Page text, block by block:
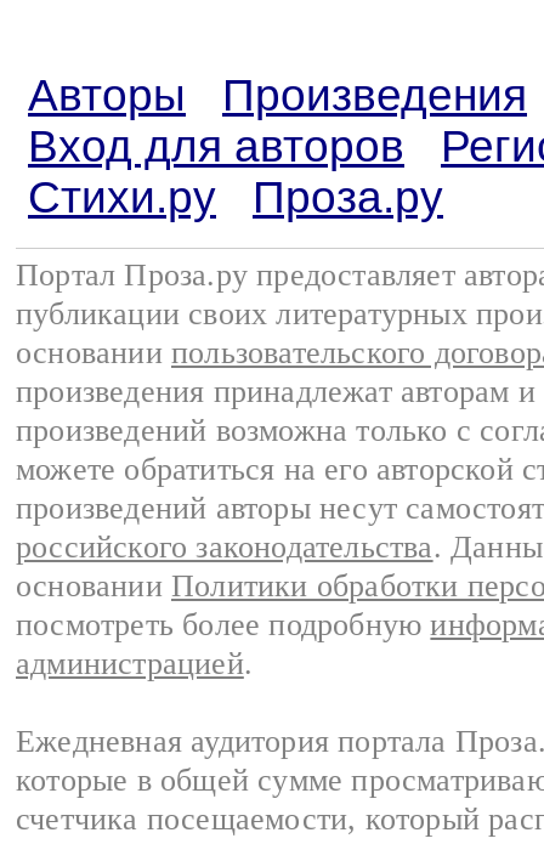
Авторы
Произведения
Вход для авторов
Стихи.ру
Проза.ру
Портал Проза.ру предоставляет
публикации своих литературных
основании пользовательского
произведения принадлежат авторам
произведений возможна только с
можете обратиться на его авторской
произведений авторы несут
российского законодательства.
основании Политики обработки
посмотреть более подробную
администрацией.
Ежедневная аудитория портала
которые в общей сумме
счетчика посещаемости, который